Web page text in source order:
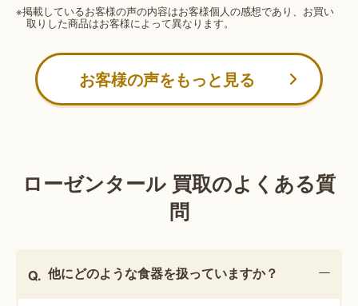
※掲載しているお客様の声の内容はお客様個人の感想であり、お買い
取りした商品はお客様によって異なります。
お客様の声をもっと見る
ローゼンタール 買取のよくある質
問
他にどのような食器を扱っていますか？